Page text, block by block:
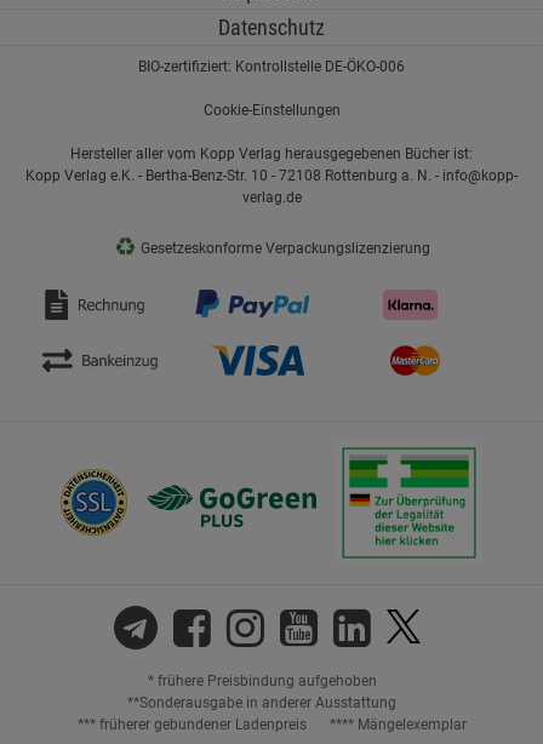
Datenschutz
BIO-zertifiziert: Kontrollstelle DE-ÖKO-006
Cookie-Einstellungen
Hersteller aller vom Kopp Verlag herausgegebenen Bücher ist:
Kopp Verlag e.K. - Bertha-Benz-Str. 10 - 72108 Rottenburg a. N. - info@kopp-
verlag.de
♻ Gesetzeskonforme Verpackungslizenzierung
* frühere Preisbindung aufgehoben
**Sonderausgabe in anderer Ausstattung
*** früherer gebundener Ladenpreis
**** Mängelexemplar